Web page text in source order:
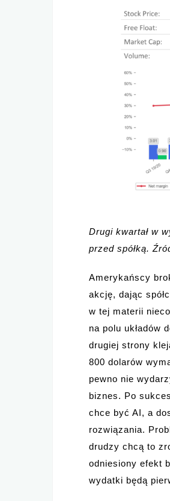
Drugi kwartał w
przed spółką.
Amerykańscy
akcję, dając
w tej materii
na polu układów
drugiej strony
800 dolarów
pewno nie
biznes. Po
chce być AI, a
rozwiązania.
drudzy chcą to
odniesiony efekt
wydatki będą